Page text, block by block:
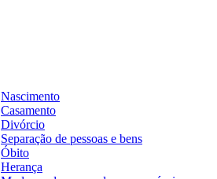
Nascimento
Casamento
Divórcio
Separação de pessoas e bens
Óbito
Herança